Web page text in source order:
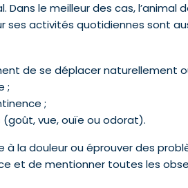
Dans le meilleur des cas,
activités quotidiennes sont
de se déplacer naturellement
;
;
vue, ouïe ou odorat).
la douleur ou éprouver des
et de mentionner toutes les